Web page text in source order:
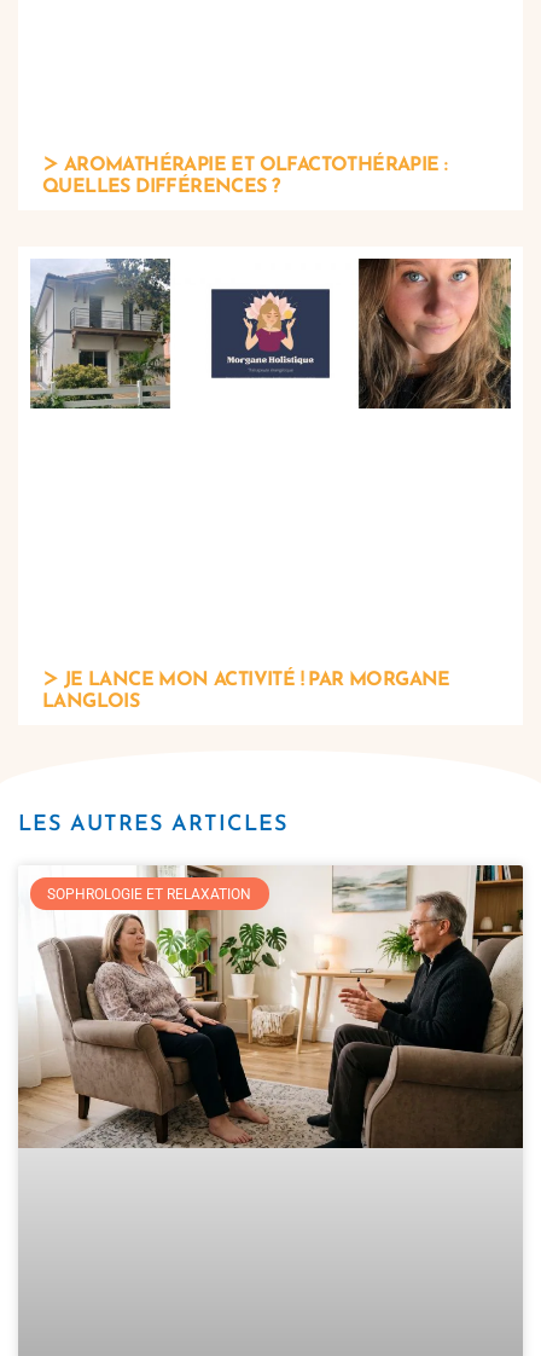
AROMATHÉRAPIE ET OLFACTOTHÉRAPIE :
QUELLES DIFFÉRENCES ?
JE LANCE MON ACTIVITÉ ! PAR MORGANE
LANGLOIS
LES AUTRES ARTICLES
SOPHROLOGIE ET RELAXATION